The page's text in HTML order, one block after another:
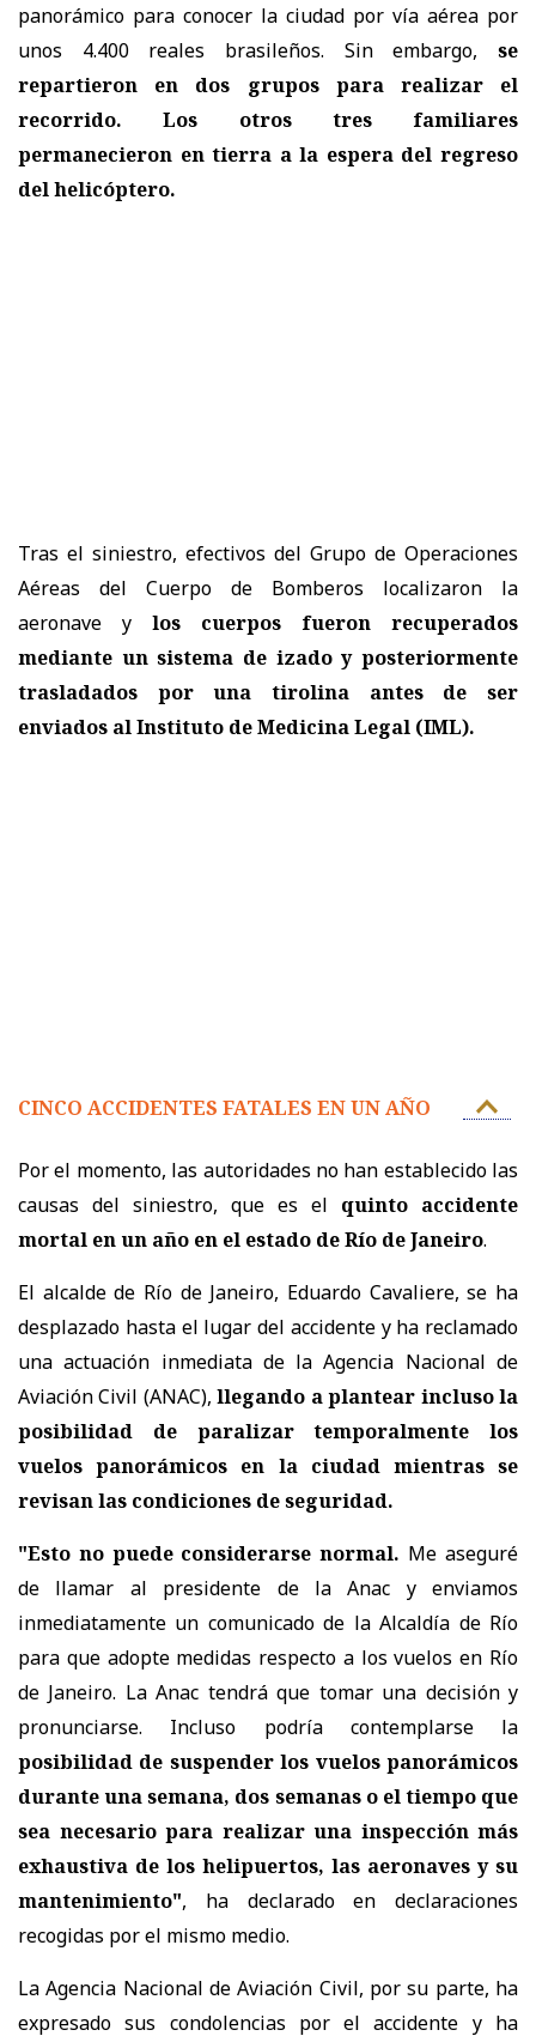
panorámico para conocer la ciudad por vía aérea por
unos 4.400 reales brasileños. Sin embargo, se
repartieron en dos grupos para realizar el
recorrido. Los otros tres familiares
permanecieron en tierra a la espera del regreso
del helicóptero.
Tras el siniestro, efectivos del Grupo de Operaciones
Aéreas del Cuerpo de Bomberos localizaron la
aeronave y los cuerpos fueron recuperados
mediante un sistema de izado y posteriormente
trasladados por una tirolina antes de ser
enviados al Instituto de Medicina Legal (IML).
CINCO ACCIDENTES FATALES EN UN AÑO
Por el momento, las autoridades no han establecido las
causas del siniestro, que es el quinto accidente
mortal en un año en el estado de Río de Janeiro.
El alcalde de Río de Janeiro, Eduardo Cavaliere, se ha
desplazado hasta el lugar del accidente y ha reclamado
una actuación inmediata de la Agencia Nacional de
Aviación Civil (ANAC),llegando a plantear incluso la
posibilidad de paralizar temporalmente los
vuelos panorámicos en la ciudad mientras se
revisan las condiciones de seguridad.
"Esto no puede considerarse normal. Me aseguré
de llamar al presidente de la Anac y enviamos
inmediatamente un comunicado de la Alcaldía de Río
para que adopte medidas respecto a los vuelos en Río
de Janeiro. La Anac tendrá que tomar una decisión y
pronunciarse. Incluso podría contemplarse la
posibilidad de suspender los vuelos panorámicos
durante una semana, dos semanas o el tiempo que
sea necesario para realizar una inspección más
exhaustiva de los helipuertos, las aeronaves y su
mantenimiento", ha declarado en declaraciones
recogidas por el mismo medio.
La Agencia Nacional de Aviación Civil, por su parte, ha
expresado sus condolencias por el accidente y ha